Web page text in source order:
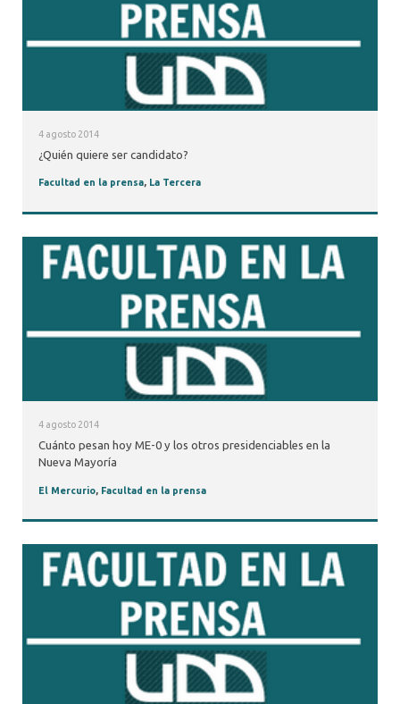
4 agosto 2014
¿Quién quiere ser candidato?
Facultad en la prensa, La Tercera
4 agosto 2014
Cuánto pesan hoy ME-0 y los otros presidenciables en la
Nueva Mayoría
El Mercurio, Facultad en la prensa